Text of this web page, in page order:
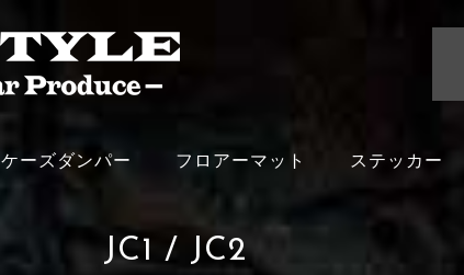
ケーズダンパー フロアーマット ステッカー
JC1 / JC2